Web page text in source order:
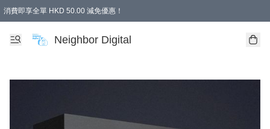
消費即享全單 HKD 50.00 減免優惠！
Neighbor Digital